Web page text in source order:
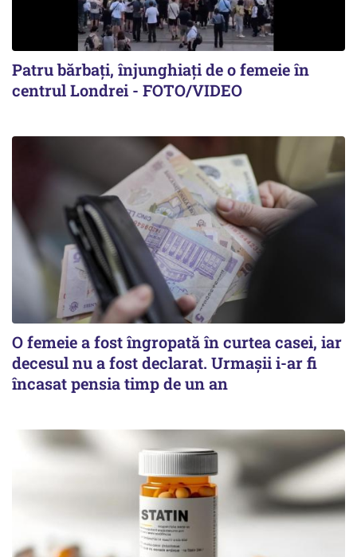
Patru bărbați, înjunghiați de o femeie în
centrul Londrei - FOTO/VIDEO
O femeie a fost îngropată în curtea casei, iar
decesul nu a fost declarat. Urmașii i-ar fi
încasat pensia timp de un an